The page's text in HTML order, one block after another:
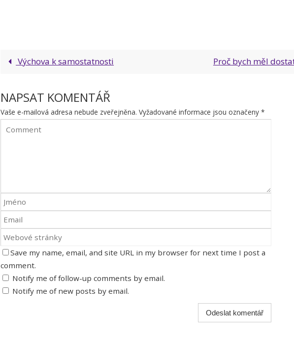
Výchova k samostatnosti Proč bych měl
NAPSAT KOMENTÁŘ
Vaše e-mailová adresa nebude zveřejněna. Vyžadované informace jsou označeny *
Save my name, email, and site URL in my browser for next time I post a
comment.
Notify me of follow-up comments by email.
Notify me of new posts by email.